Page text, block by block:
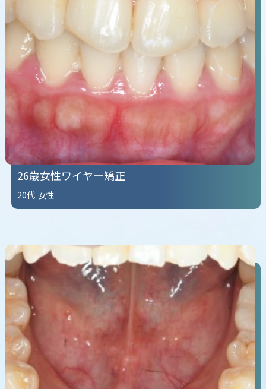
26歳女性ワイヤー矯正
20代 女性